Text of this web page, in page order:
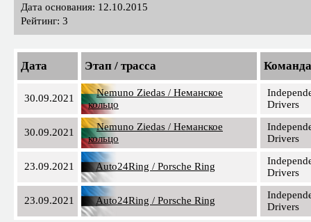
Дата основания: 12.10.2015
Рейтинг: 3
Дата Этап / трасса Команда
30.09.2021
Nemuno Ziedas / Неманское
кольцо
Drivers
30.09.2021
Nemuno Ziedas / Неманское
кольцо
Drivers
23.09.2021 Auto24Ring / Porsche Ring
Drivers
23.09.2021 Auto24Ring / Porsche Ring
Drivers